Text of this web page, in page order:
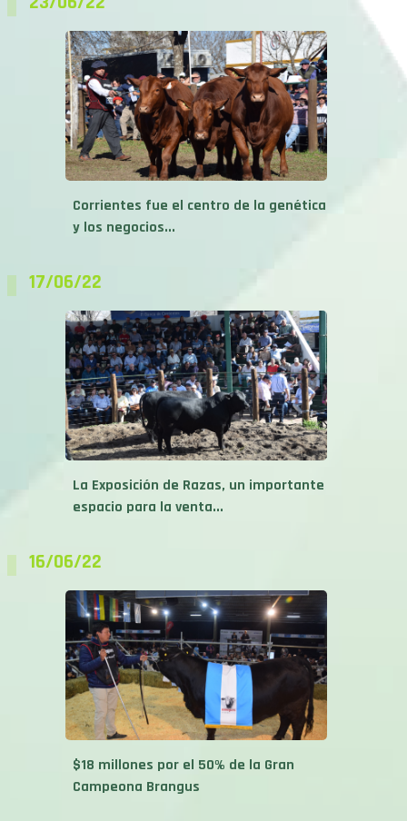
Corrientes fue el centro de la genética
y los negocios...
17/06/22
La Exposición de Razas, un importante
espacio para la venta...
16/06/22
$18 millones por el 50% de la Gran
Campeona Brangus